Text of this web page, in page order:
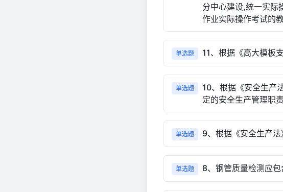
分中心建设,统一实际
作业实际操作考试的教
单选题 11、根据《高大模板
单选题
10、根据《安全生产
定的安全生产管理职
单选题 9、根据《安全生产法
单选题 8、钢管质量检测应包